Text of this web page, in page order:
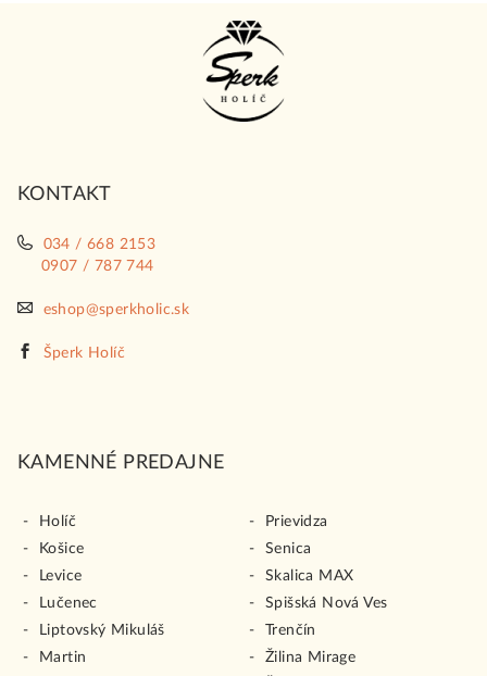
KONTAKT
034 / 668 2153
0907 / 787 744
eshop@sperkholic.sk
Šperk Holíč
KAMENNÉ PREDAJNE
Holíč
Košice
Levice
Lučenec
Liptovský Mikuláš
Martin
Prievidza
Senica
Skalica MAX
Spišská Nová Ves
Trenčín
Žilina Mirage